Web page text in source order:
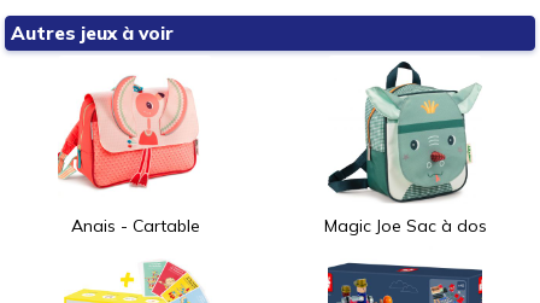
Autres jeux à voir
Anais - Cartable Magic Joe Sac à dos